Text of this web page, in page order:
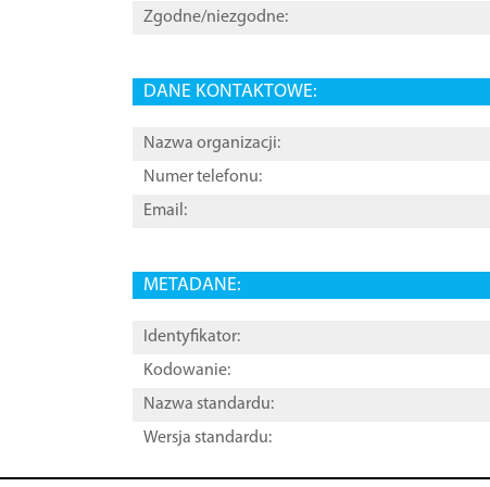
Zgodne/niezgodne:
DANE KONTAKTOWE:
Nazwa organizacji:
Numer telefonu:
Email:
METADANE:
Identyfikator:
Kodowanie:
Nazwa standardu:
Wersja standardu: